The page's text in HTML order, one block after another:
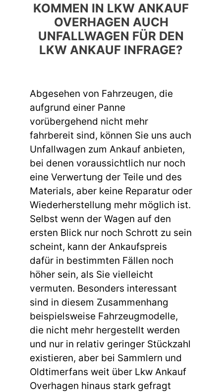
KOMMEN IN LKW ANKAUF
OVERHAGEN AUCH
UNFALLWAGEN FÜR DEN
LKW ANKAUF INFRAGE?
Abgesehen von Fahrzeugen, die
aufgrund einer Panne
vorübergehend nicht mehr
fahrbereit sind, können Sie uns auch
Unfallwagen zum Ankauf anbieten,
bei denen voraussichtlich nur noch
eine Verwertung der Teile und des
Materials, aber keine Reparatur oder
Wiederherstellung mehr möglich ist.
Selbst wenn der Wagen auf den
ersten Blick nur noch Schrott zu sein
scheint, kann der Ankaufspreis
dafür in bestimmten Fällen noch
höher sein, als Sie vielleicht
vermuten. Besonders interessant
sind in diesem Zusammenhang
beispielsweise Fahrzeugmodelle,
die nicht mehr hergestellt werden
und nur in relativ geringer Stückzahl
existieren, aber bei Sammlern und
Oldtimerfans weit über Lkw Ankauf
Overhagen hinaus stark gefragt